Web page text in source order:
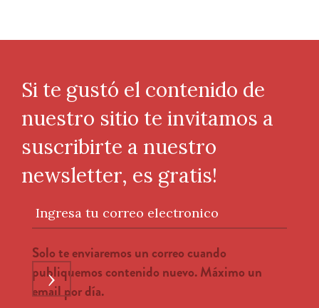
Si te gustó el contenido de
nuestro sitio te invitamos a
suscribirte a nuestro
newsletter, es gratis!
Ingresa tu correo electronico
Solo te enviaremos un correo cuando
publiquemos contenido nuevo. Máximo un
email por día.
›